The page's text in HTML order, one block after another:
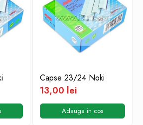
Capse 23/24 Noki
13,00 lei
Adauga in cos